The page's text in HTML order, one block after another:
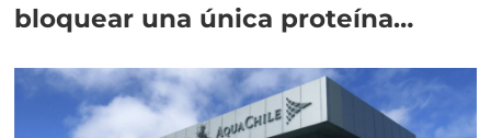
bloquear una única proteína